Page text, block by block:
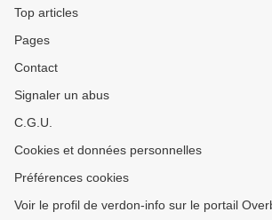
Top articles
Pages
Contact
Signaler un abus
C.G.U.
Cookies et données personnelles
Préférences cookies
Voir le profil de verdon-info sur le portail